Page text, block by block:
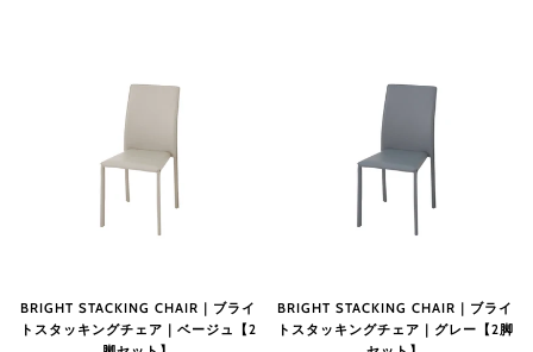
BRIGHT STACKING CHAIR｜ブライ
トスタッキングチェア｜ベージュ【2
BRIGHT STACKING CHAIR｜ブライ
トスタッキングチェア｜グレー【2脚